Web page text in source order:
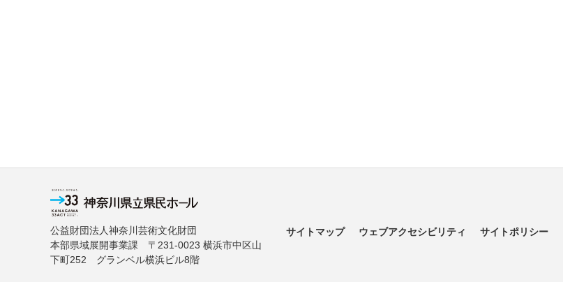
公益財団法人神奈川芸術文化財団
本部県域展開事業課 〒231-0023 横浜市中区山
下町252 グランベル横浜ビル8階
サイトマップ ウェブアクセシビリティ サイトポリシー